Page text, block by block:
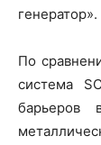
генератор».
По
система
барьеров